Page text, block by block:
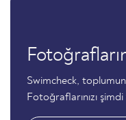
Swimcheck,
Fotoğraflarınızı